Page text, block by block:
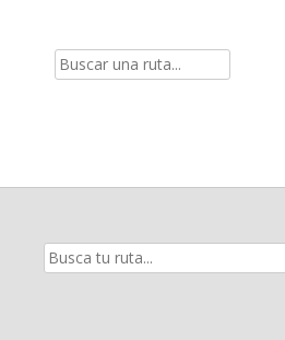
Resultados